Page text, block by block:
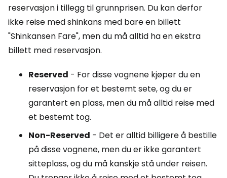
reservasjon i tillegg til grunnprisen. Du kan derfor
ikke reise med shinkans med bare en billett
"Shinkansen Fare", men du må alltid ha en ekstra
billett med reservasjon.
Reserved - For disse vognene kjøper du en
reservasjon for et bestemt sete, og du er
garantert en plass, men du må alltid reise med
et bestemt tog.
Non-Reserved - Det er alltid billigere å bestille
på disse vognene, men du er ikke garantert
sitteplass, og du må kanskje stå under reisen.